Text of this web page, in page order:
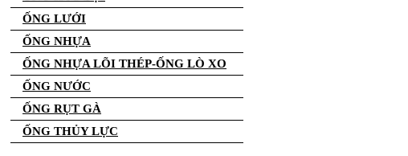
ỐNG LƯỚI
ỐNG NHỰA
ỐNG NHỰA LÕI THÉP-ỐNG LÒ XO
ỐNG NƯỚC
ỐNG RỤT GÀ
ỐNG THỦY LỰC